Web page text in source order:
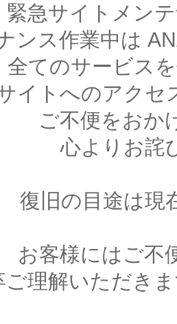
緊急サイトメン
ンス作業中は
全てのサービス
イトへのアクセ
ご不便をおか
心よりお詫
復旧の目途は現
お客様にはご不
ご理解いただき